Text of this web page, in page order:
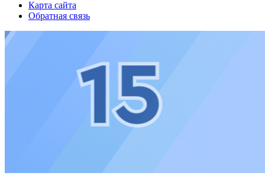
Карта сайта
Обратная связь